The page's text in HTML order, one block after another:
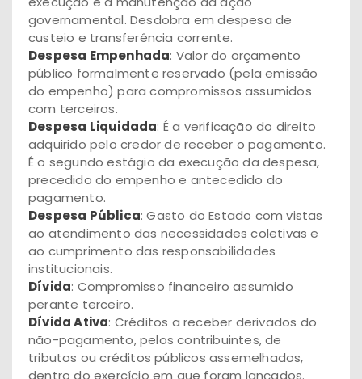
governamental. Desdobra em despesa de
custeio e transferência corrente.
Despesa Empenhada: Valor do orçamento
público formalmente reservado (pela emissão
do empenho) para compromissos assumidos
com terceiros.
Despesa Liquidada: É a verificação do direito
adquirido pelo credor de receber o pagamento.
É o segundo estágio da execução da despesa,
precedido do empenho e antecedido do
pagamento.
Despesa Pública: Gasto do Estado com vistas
ao atendimento das necessidades coletivas e
ao cumprimento das responsabilidades
institucionais.
Dívida: Compromisso financeiro assumido
perante terceiro.
Dívida Ativa: Créditos a receber derivados do
não-pagamento, pelos contribuintes, de
tributos ou créditos públicos assemelhados,
dentro do exercício em que foram lançados.